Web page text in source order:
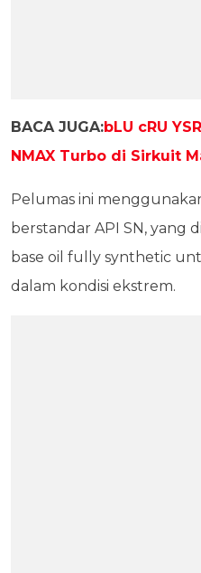
BACA JUGA:bLU cRU
NMAX Turbo di Sirkuit
Pelumas ini
berstandar API SN, yang
base oil fully synthetic
dalam kondisi ekstrem.